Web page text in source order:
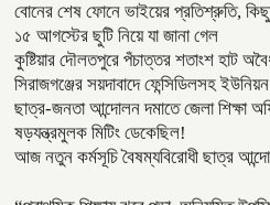
বোনের শেষ ফোনে ভাইয়ের প্রতিশ্রুতি,
১৫ আগস্টের ছুটি নিয়ে যা জানা গেল
কুষ্টিয়ার দৌলতপুরে পঁচাত্তর শতাংশ হাট
সিরাজগঞ্জের সয়দাবাদে ফেন্সিডিলসহ
ছাত্র-জনতা আন্দোলন দমাতে জেলা শিক্ষা
ষড়যন্ত্রমুলক মিটিং ডেকেছিল!
আজ নতুন কর্মসূচি বৈষম্যবিরোধী ছাত্র